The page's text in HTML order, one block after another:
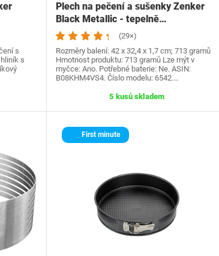
s
s
Plech na pečení a sušenky Zenker
Black Metallic - tepelně…
(29×)
Rozměry balení: 42 x 32,4 x 1,7 cm; 713 gramů
Hmotnost produktu: 713 gramů Lze mýt v
myčce: Ano. Potřebné baterie: Ne. ASIN:
B08KHM4VS4. Číslo modelu: 6542.…
5 kusů skladem
First minute